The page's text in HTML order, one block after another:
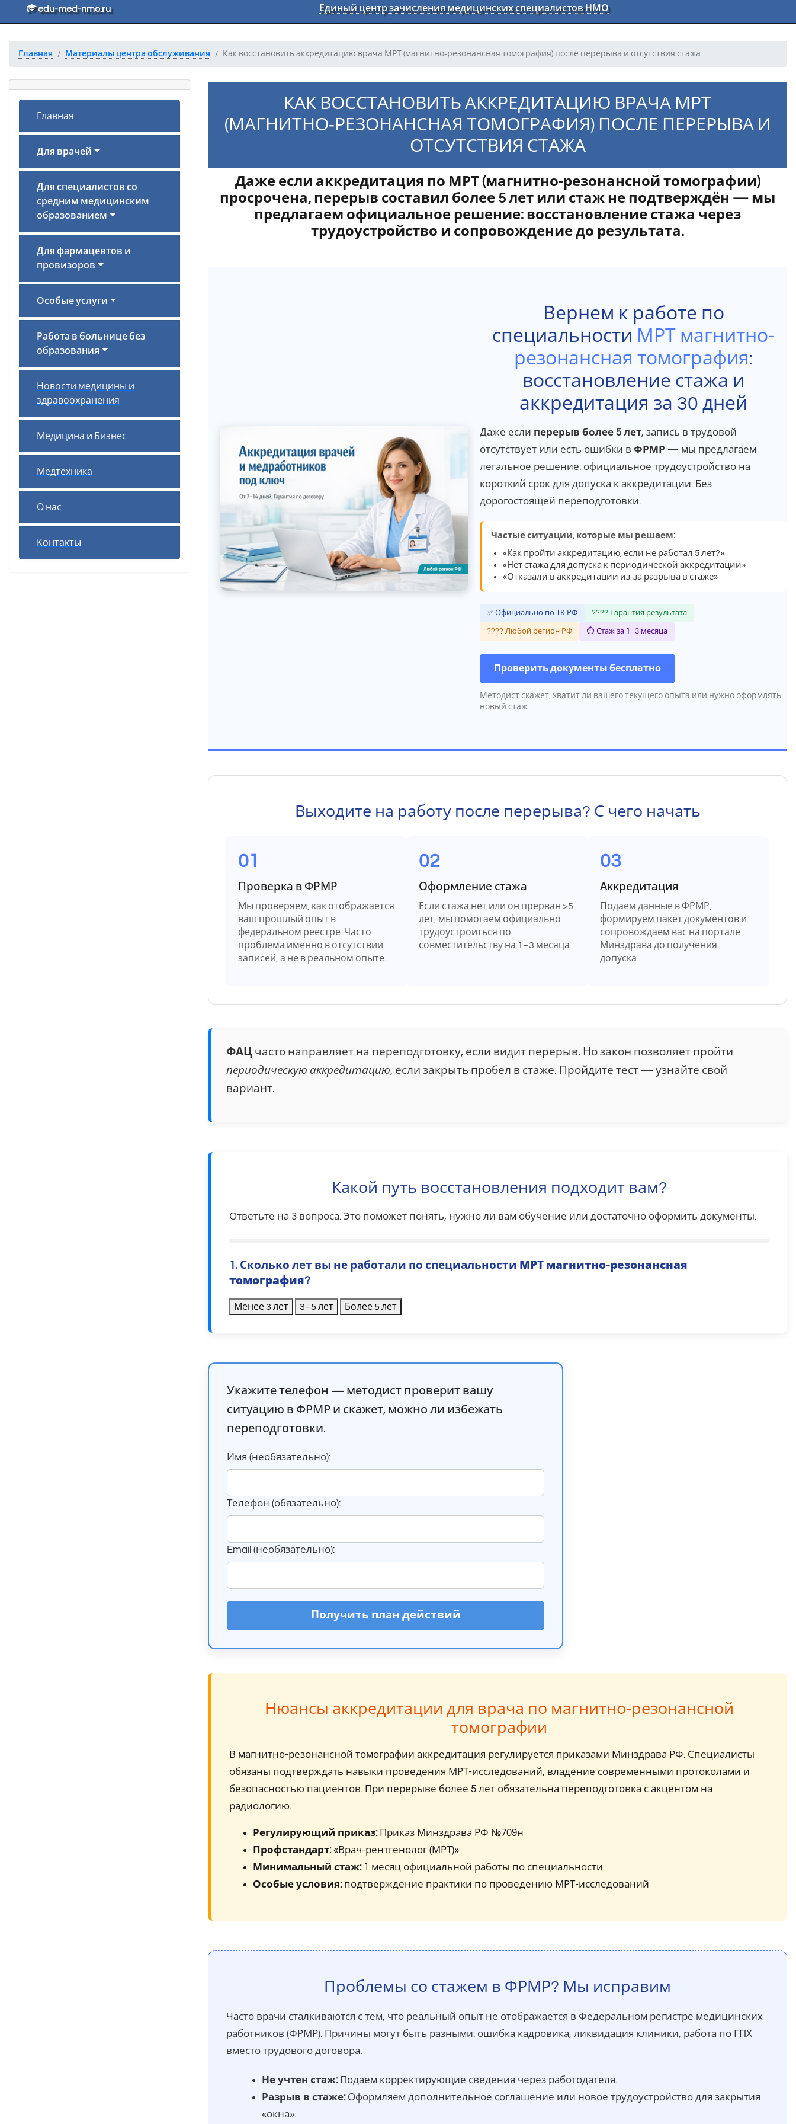
Перейти к основному тексту
edu-med-nmo.ru Единый центр зачисления медицинских специалистов НМО
Главная Материалы центра обслуживания Как восстановить аккредитацию врача МРТ (магнитно‑резонансная томография) после перерыва и отсутствия стажа
Главная
Для врачей
Для специалистов со
средним медицинским
образованием
Для фармацевтов и
провизоров
Особые услуги
Работа в больнице без
образования
Новости медицины и
здравоохранения
Медицина и Бизнес
Медтехника
О нас
Контакты
КАК ВОССТАНОВИТЬ АККРЕДИТАЦИЮ ВРАЧА МРТ
(МАГНИТНО‑РЕЗОНАНСНАЯ ТОМОГРАФИЯ) ПОСЛЕ ПЕРЕРЫВА И
ОТСУТСТВИЯ СТАЖА
Даже если аккредитация по МРТ (магнитно‑резонансной томографии)
просрочена, перерыв составил более 5 лет или стаж не подтверждён — мы
предлагаем официальное решение: восстановление стажа через
трудоустройство и сопровождение до результата.
Вернем к работе по
специальности МРТ магнитно-
резонансная томография:
восстановление стажа и
аккредитация за 30 дней
Даже если перерыв более 5 лет, запись в трудовой
отсутствует или есть ошибки в ФРМР — мы предлагаем
легальное решение: официальное трудоустройство на
короткий срок для допуска к аккредитации. Без
дорогостоящей переподготовки.
Частые ситуации, которые мы решаем:
«Как пройти аккредитацию, если не работал 5 лет?»
«Нет стажа для допуска к периодической аккредитации»
«Отказали в аккредитации из-за разрыва в стаже»
✅ Официально по ТК РФ ???? Гарантия результата
???? Любой регион РФ ⏱ Стаж за 1–3 месяца
Проверить документы бесплатно
Методист скажет, хватит ли вашего текущего опыта или нужно оформлять
новый стаж.
Выходите на работу после перерыва? С чего начать
01
Проверка в ФРМР
Мы проверяем, как отображается
ваш прошлый опыт в
федеральном реестре. Часто
проблема именно в отсутствии
записей, а не в реальном опыте.
02
Оформление стажа
Если стажа нет или он прерван >5
лет, мы помогаем официально
трудоустроиться по
совместительству на 1–3 месяца.
03
Аккредитация
Подаем данные в ФРМР,
формируем пакет документов и
сопровождаем вас на портале
Минздрава до получения
допуска.
ФАЦ часто направляет на переподготовку, если видит перерыв. Но закон позволяет пройти
периодическую аккредитацию, если закрыть пробел в стаже. Пройдите тест — узнайте свой
вариант.
Какой путь восстановления подходит вам?
Ответьте на 3 вопроса. Это поможет понять, нужно ли вам обучение или достаточно оформить документы.
1. Сколько лет вы не работали по специальности МРТ магнитно-резонансная
томография?
Менее 3 лет 3–5 лет Более 5 лет
Укажите телефон — методист проверит вашу
ситуацию в ФРМР и скажет, можно ли избежать
переподготовки.
Имя (необязательно):
Телефон (обязательно):
Email (необязательно):
Получить план действий
Нюансы аккредитации для врача по магнитно‑резонансной
томографии
В магнитно-резонансной томографии аккредитация регулируется приказами Минздрава РФ. Специалисты
обязаны подтверждать навыки проведения МРТ-исследований, владение современными протоколами и
безопасностью пациентов. При перерыве более 5 лет обязательна переподготовка с акцентом на
радиологию.
Регулирующий приказ:Приказ Минздрава РФ №709н
Профстандарт:«Врач-рентгенолог (МРТ)»
Минимальный стаж:1 месяц официальной работы по специальности
Особые условия:подтверждение практики по проведению МРТ-исследований
Проблемы со стажем в ФРМР? Мы исправим
Часто врачи сталкиваются с тем, что реальный опыт не отображается в Федеральном регистре медицинских
работников (ФРМР). Причины могут быть разными: ошибка кадровика, ликвидация клиники, работа по ГПХ
вместо трудового договора.
Не учтен стаж:Подаем корректирующие сведения через работодателя.
Разрыв в стаже:Оформляем дополнительное соглашение или новое трудоустройство для закрытия
«окна».